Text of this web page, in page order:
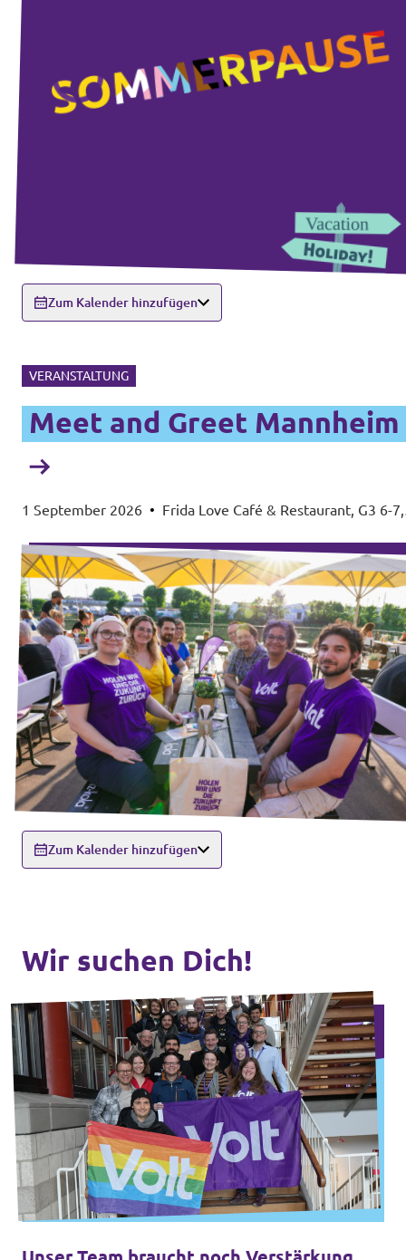
Zum Kalender hinzufügen
VERANSTALTUNG
Meet and Greet Mannheim
1 September 2026 • Frida Love Café & Restaurant, G3 6-7,
Zum Kalender hinzufügen
Wir suchen Dich!